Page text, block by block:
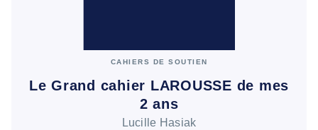
CAHIERS DE SOUTIEN
Le Grand cahier LAROUSSE de mes
2 ans
Lucille Hasiak